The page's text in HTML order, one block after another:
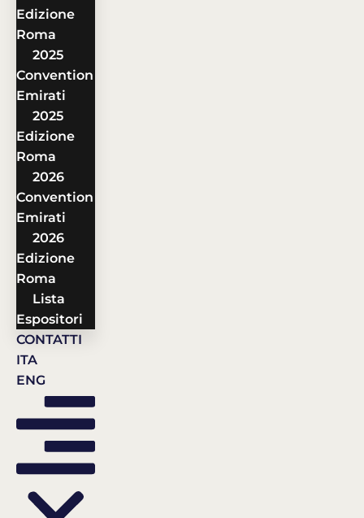
Edizione
Roma
2025
Convention
Emirati
2025
Edizione
Roma
2026
Convention
Emirati
2026
Edizione
Roma
Lista
Espositori
CONTATTI
ITA
ENG